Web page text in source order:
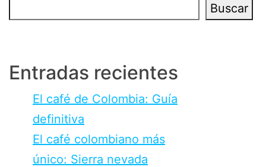
Buscar
Entradas recientes
El café de Colombia: Guía
definitiva
El café colombiano más
único: Sierra nevada